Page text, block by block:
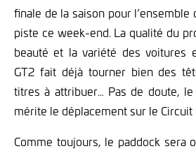
finale de la saison pour l’ensemble
piste ce week-end. La qualité du
beauté et la variété des voitures
GT2 fait déjà tourner bien des
titres à attribuer… Pas de doute, le
mérite le déplacement sur le Circuit
Comme toujours, le paddock sera